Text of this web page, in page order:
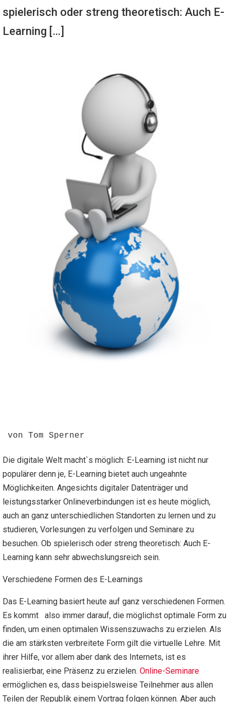
spielerisch oder streng theoretisch: Auch E-
Learning […]
von Tom Sperner
Die digitale Welt macht`s möglich: E-Learning ist nicht nur
populärer denn je, E-Learning bietet auch ungeahnte
Möglichkeiten. Angesichts digitaler Datenträger und
leistungsstarker Onlineverbindungen ist es heute möglich,
auch an ganz unterschiedlichen Standorten zu lernen und zu
studieren, Vorlesungen zu verfolgen und Seminare zu
besuchen. Ob spielerisch oder streng theoretisch: Auch E-
Learning kann sehr abwechslungsreich sein.
Verschiedene Formen des E-Learnings
Das E-Learning basiert heute auf ganz verschiedenen Formen.
Es kommt also immer darauf, die möglichst optimale Form zu
finden, um einen optimalen Wissenszuwachs zu erzielen. Als
die am stärksten verbreitete Form gilt die virtuelle Lehre. Mit
ihrer Hilfe, vor allem aber dank des Internets, ist es
realisierbar, eine Präsenz zu erzielen. Online-Seminare
ermöglichen es, dass beispielsweise Teilnehmer aus allen
Teilen der Republik einem Vortrag folgen können. Aber auch